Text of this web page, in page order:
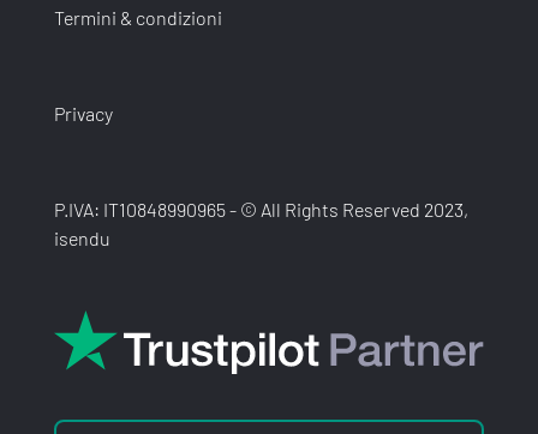
Termini & condizioni
Privacy
P.IVA: IT10848990965 - © All Rights Reserved 2023,
isendu